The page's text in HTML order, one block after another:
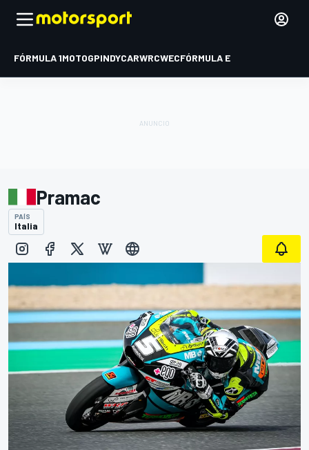
FÓRMULA 1MOTOGPINDYCARWRCWECFÓRMULA E
Pramac
PAÍS
Italia